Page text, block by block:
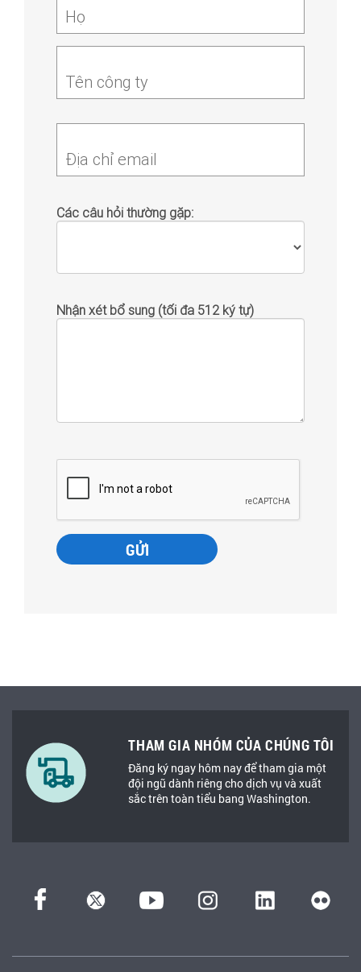
Họ
Tên công ty
Địa chỉ email
Các câu hỏi thường gặp:
Nhận xét bổ sung (tối đa 512 ký tự)
THAM GIA NHÓM CỦA CHÚNG TÔI
Đăng ký ngay hôm nay để tham gia một
đội ngũ dành riêng cho dịch vụ và xuất
sắc trên toàn tiểu bang Washington.